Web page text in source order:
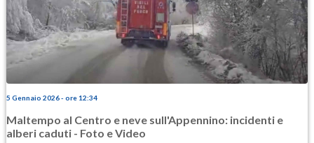
5 Gennaio 2026 - ore 12:34
Maltempo al Centro e neve sull'Appennino: incidenti e
alberi caduti - Foto e Video